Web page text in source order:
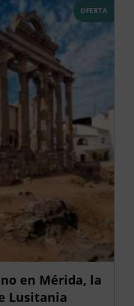
OFERTA
en Mérida, la
Lusitania